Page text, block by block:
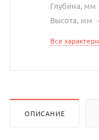
Глубина, мм
Высота, мм
Все
ОПИСАНИЕ